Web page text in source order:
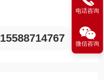
15588714767
电话咨询
微信咨询